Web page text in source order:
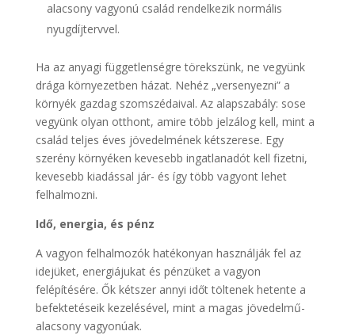
alacsony vagyonú család rendelkezik normális
nyugdíjtervvel.
Ha az anyagi függetlenségre törekszünk, ne vegyünk
drága környezetben házat. Nehéz „versenyezni” a
környék gazdag szomszédaival. Az alapszabály: sose
vegyünk olyan otthont, amire több jelzálog kell, mint a
család teljes éves jövedelmének kétszerese. Egy
szerény környéken kevesebb ingatlanadót kell fizetni,
kevesebb kiadással jár- és így több vagyont lehet
felhalmozni.
Idő, energia, és pénz
A vagyon felhalmozók hatékonyan használják fel az
idejüket, energiájukat és pénzüket a vagyon
felépítésére. Ők kétszer annyi időt töltenek hetente a
befektetéseik kezelésével, mint a magas jövedelmű-
alacsony vagyonúak.